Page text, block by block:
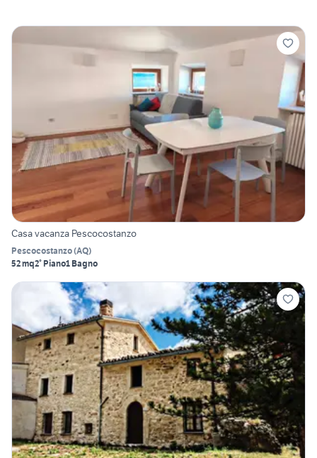
Casa vacanza Pescocostanzo
Pescocostanzo(AQ)
52 mq2° Piano1 Bagno